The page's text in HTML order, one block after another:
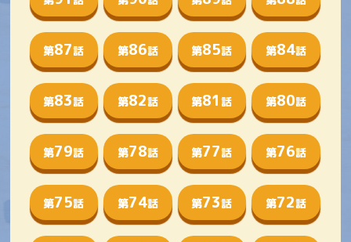
第87話 第86話 第85話 第84話
第83話 第82話 第81話 第80話
第79話 第78話 第77話 第76話
第75話 第74話 第73話 第72話